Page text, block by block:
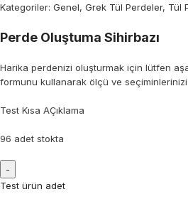
Kategoriler: Genel, Grek Tül Perdeler, Tül
Perde Oluştuma Sihirbazı
Harika perdenizi oluşturmak için lütfen
formunu kullanarak ölçü ve seçiminlerinizi
Test Kısa AÇıklama
96 adet stokta
Test ürün adet